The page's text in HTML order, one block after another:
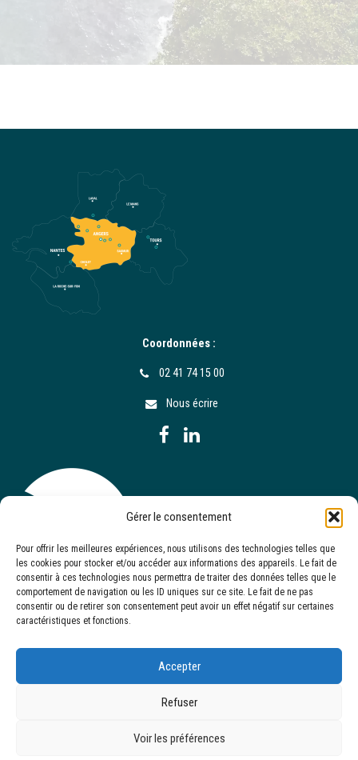
Gérer le consentement
Pour offrir les meilleures expériences, nous utilisons des technologies telles que
les cookies pour stocker et/ou accéder aux informations des appareils. Le fait de
consentir à ces technologies nous permettra de traiter des données telles que le
comportement de navigation ou les ID uniques sur ce site. Le fait de ne pas
consentir ou de retirer son consentement peut avoir un effet négatif sur certaines
caractéristiques et fonctions.
Accepter
Refuser
Voir les préférences
Coordonnées :
02 41 74 15 00
Nous écrire
Mentions légales -Politique de confidentialité